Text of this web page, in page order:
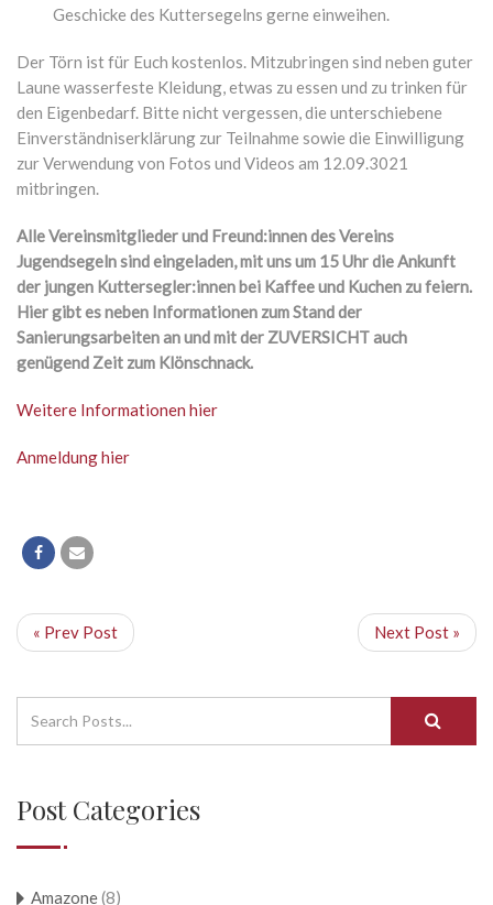
Geschicke des Kuttersegelns gerne einweihen.
Der Törn ist für Euch kostenlos. Mitzubringen sind neben guter
Laune wasserfeste Kleidung, etwas zu essen und zu trinken für
den Eigenbedarf. Bitte nicht vergessen, die unterschiebene
Einverständniserklärung zur Teilnahme sowie die Einwilligung
zur Verwendung von Fotos und Videos am 12.09.3021
mitbringen.
Alle Vereinsmitglieder und Freund:innen des Vereins
Jugendsegeln sind eingeladen, mit uns um 15 Uhr die Ankunft
der jungen Kuttersegler:innen bei Kaffee und Kuchen zu feiern.
Hier gibt es neben Informationen zum Stand der
Sanierungsarbeiten an und mit der ZUVERSICHT auch
genügend Zeit zum Klönschnack.
Weitere Informationen hier
Anmeldung hier
« Prev Post Next Post »
Post Categories
Amazone(8)